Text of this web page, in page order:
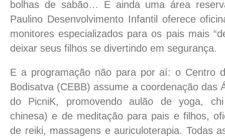
bolhas de sabão… E ainda uma área
Paulino Desenvolvimento Infantil oferece
monitores especializados para os pais mais
deixar seus filhos se divertindo em segurança.
E a programação não para por aí: o Centro
Bodisatva (CEBB) assume a coordenação das
do PicniK, promovendo aulão de yoga,
chinesa) e de meditação para pais e filhos,
de reiki, massagens e auriculoterapia. Todas